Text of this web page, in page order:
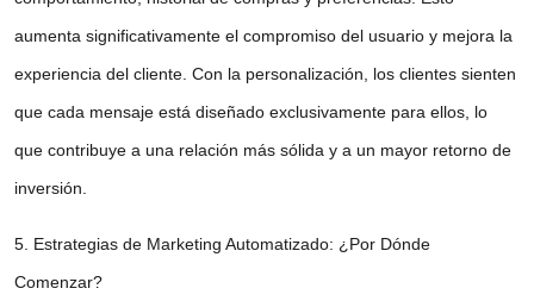
aumenta significativamente el compromiso del usuario y mejora la
experiencia del cliente. Con la personalización, los clientes sienten
que cada mensaje está diseñado exclusivamente para ellos, lo
que contribuye a una relación más sólida y a un mayor retorno de
inversión.
5. Estrategias de Marketing Automatizado: ¿Por Dónde
Comenzar?